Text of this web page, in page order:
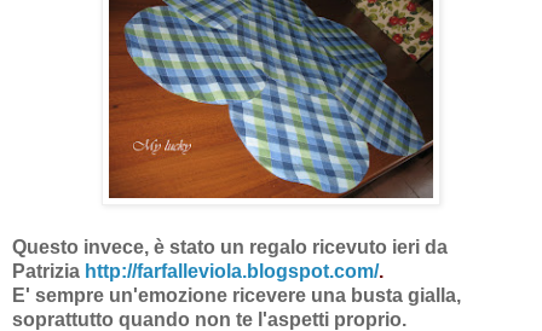
Questo invece, è stato un regalo ricevuto ieri da
Patrizia http://farfalleviola.blogspot.com/.
E' sempre un'emozione ricevere una busta gialla,
soprattutto quando non te l'aspetti proprio.